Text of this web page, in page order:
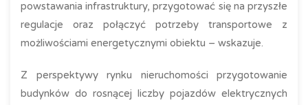
powstawania infrastruktury, przygotować się na przyszłe
regulacje oraz połączyć potrzeby transportowe z
możliwościami energetycznymi obiektu – wskazuje.
Z perspektywy rynku nieruchomości przygotowanie
budynków do rosnącej liczby pojazdów elektrycznych